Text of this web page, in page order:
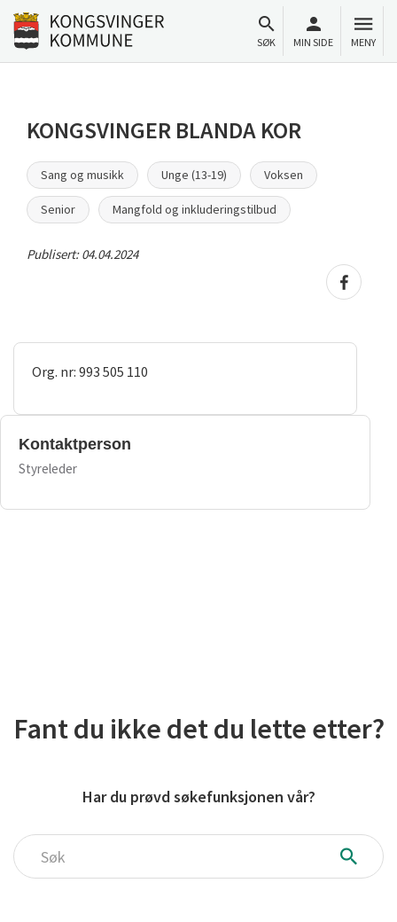
Til innhold
Gå til forsiden
SØK MIN SIDE MENY
KONGSVINGER BLANDA KOR
Sang og musikk Unge (13-19) Voksen
Senior Mangfold og inkluderingstilbud
Publisert:04.04.2024
Gå til
Org. nr: 993 505 110
Kontaktperson
Styreleder
Fant du ikke det du lette etter?
Har du prøvd søkefunksjonen vår?
Søk